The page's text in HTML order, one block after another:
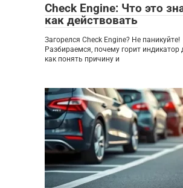
Check Engine: Что это
как действовать
Загорелся Check Engine? Не паникуйте!
Разбираемся, почему горит индикатор
как понять причину и